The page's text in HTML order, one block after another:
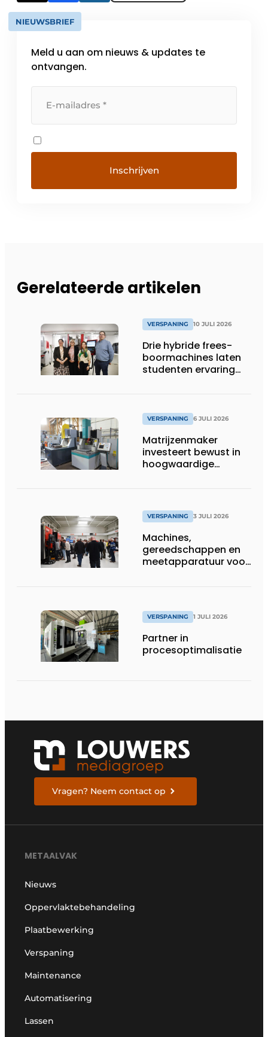
NIEUWSBRIEF
Meld u aan om nieuws & updates te
ontvangen.
Gerelateerde artikelen
VERSPANING 10 JULI 2026
Drie hybride frees-
boormachines laten
studenten ervaring
VERSPANING 6 JULI 2026
Matrijzenmaker
investeert bewust in
hoogwaardige
VERSPANING 3 JULI 2026
Machines,
gereedschappen en
meetapparatuur voor
VERSPANING 1 JULI 2026
Partner in
procesoptimalisatie
Vragen? Neem contact op
METAALVAK
Nieuws
Oppervlaktebehandeling
Plaatbewerking
Verspaning
Maintenance
Automatisering
Lassen